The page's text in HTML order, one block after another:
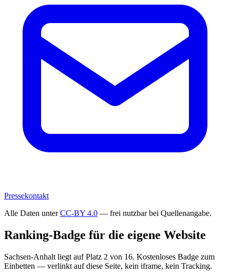
Pressekontakt
Alle Daten unterCC-BY 4.0 — frei nutzbar bei Quellenangabe.
Ranking-Badge für die eigene Website
Sachsen-Anhalt liegt auf Platz 2 von 16. Kostenloses Badge zum
Einbetten — verlinkt auf diese Seite, kein iframe, kein Tracking.